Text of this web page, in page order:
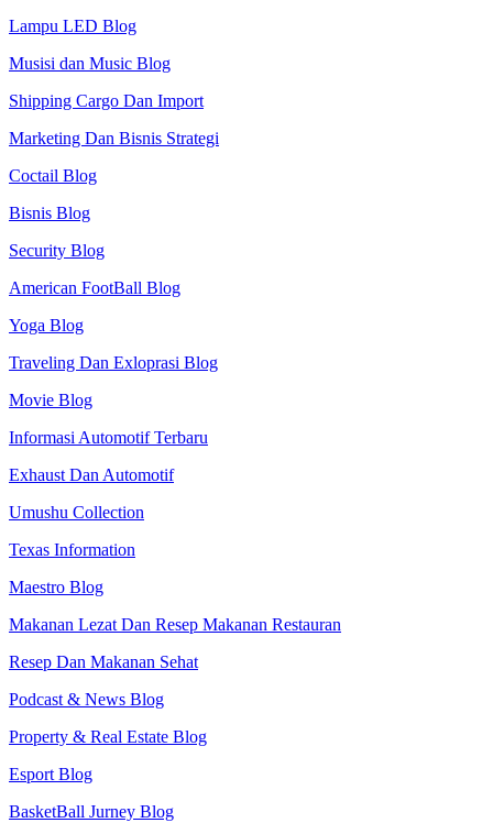
Lampu LED Blog
Musisi dan Music Blog
Shipping Cargo Dan Import
Marketing Dan Bisnis Strategi
Coctail Blog
Bisnis Blog
Security Blog
American FootBall Blog
Yoga Blog
Traveling Dan Exloprasi Blog
Movie Blog
Informasi Automotif Terbaru
Exhaust Dan Automotif
Umushu Collection
Texas Information
Maestro Blog
Makanan Lezat Dan Resep Makanan Restauran
Resep Dan Makanan Sehat
Podcast & News Blog
Property & Real Estate Blog
Esport Blog
BasketBall Jurney Blog